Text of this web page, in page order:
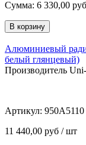
Сумма: 6 330,00 руб
Алюминиевый
белый глянцевый)
Производитель
Артикул: 950A5110
11 440,00 руб / шт